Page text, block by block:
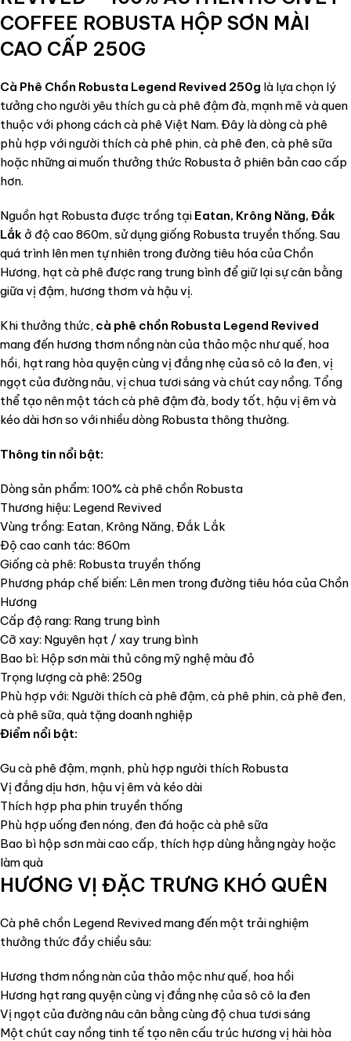
COFFEE ROBUSTA HỘP SƠN MÀI
CAO CẤP 250G
Cà Phê Chồn Robusta Legend Revived 250g là lựa chọn lý
tưởng cho người yêu thích gu cà phê đậm đà, mạnh mẽ và quen
thuộc với phong cách cà phê Việt Nam. Đây là dòng cà phê
phù hợp với người thích cà phê phin, cà phê đen, cà phê sữa
hoặc những ai muốn thưởng thức Robusta ở phiên bản cao cấp
hơn.
Nguồn hạt Robusta được trồng tại Eatan, Krông Năng, Đắk
Lắk ở độ cao 860m, sử dụng giống Robusta truyền thống. Sau
quá trình lên men tự nhiên trong đường tiêu hóa của Chồn
Hương, hạt cà phê được rang trung bình để giữ lại sự cân bằng
giữa vị đậm, hương thơm và hậu vị.
Khi thưởng thức, cà phê chồn Robusta Legend Revived
mang đến hương thơm nồng nàn của thảo mộc như quế, hoa
hồi, hạt rang hòa quyện cùng vị đắng nhẹ của sô cô la đen, vị
ngọt của đường nâu, vị chua tươi sáng và chút cay nồng. Tổng
thể tạo nên một tách cà phê đậm đà, body tốt, hậu vị êm và
kéo dài hơn so với nhiều dòng Robusta thông thường.
Thông tin nổi bật:
Dòng sản phẩm: 100% cà phê chồn Robusta
Thương hiệu: Legend Revived
Vùng trồng: Eatan, Krông Năng, Đắk Lắk
Độ cao canh tác: 860m
Giống cà phê: Robusta truyền thống
Phương pháp chế biến: Lên men trong đường tiêu hóa của Chồn
Hương
Cấp độ rang: Rang trung bình
Cỡ xay: Nguyên hạt / xay trung bình
Bao bì: Hộp sơn mài thủ công mỹ nghệ màu đỏ
Trọng lượng cà phê: 250g
Phù hợp với: Người thích cà phê đậm, cà phê phin, cà phê đen,
cà phê sữa, quà tặng doanh nghiệp
Điểm nổi bật:
Gu cà phê đậm, mạnh, phù hợp người thích Robusta
Vị đắng dịu hơn, hậu vị êm và kéo dài
Thích hợp pha phin truyền thống
Phù hợp uống đen nóng, đen đá hoặc cà phê sữa
Bao bì hộp sơn mài cao cấp, thích hợp dùng hằng ngày hoặc
làm quà
HƯƠNG VỊ ĐẶC TRƯNG KHÓ QUÊN
Cà phê chồn Legend Revived mang đến một trải nghiệm
thưởng thức đầy chiều sâu:
Hương thơm nồng nàn của thảo mộc như quế, hoa hồi
Hương hạt rang quyện cùng vị đắng nhẹ của sô cô la đen
Vị ngọt của đường nâu cân bằng cùng độ chua tươi sáng
Một chút cay nồng tinh tế tạo nên cấu trúc hương vị hài hòa